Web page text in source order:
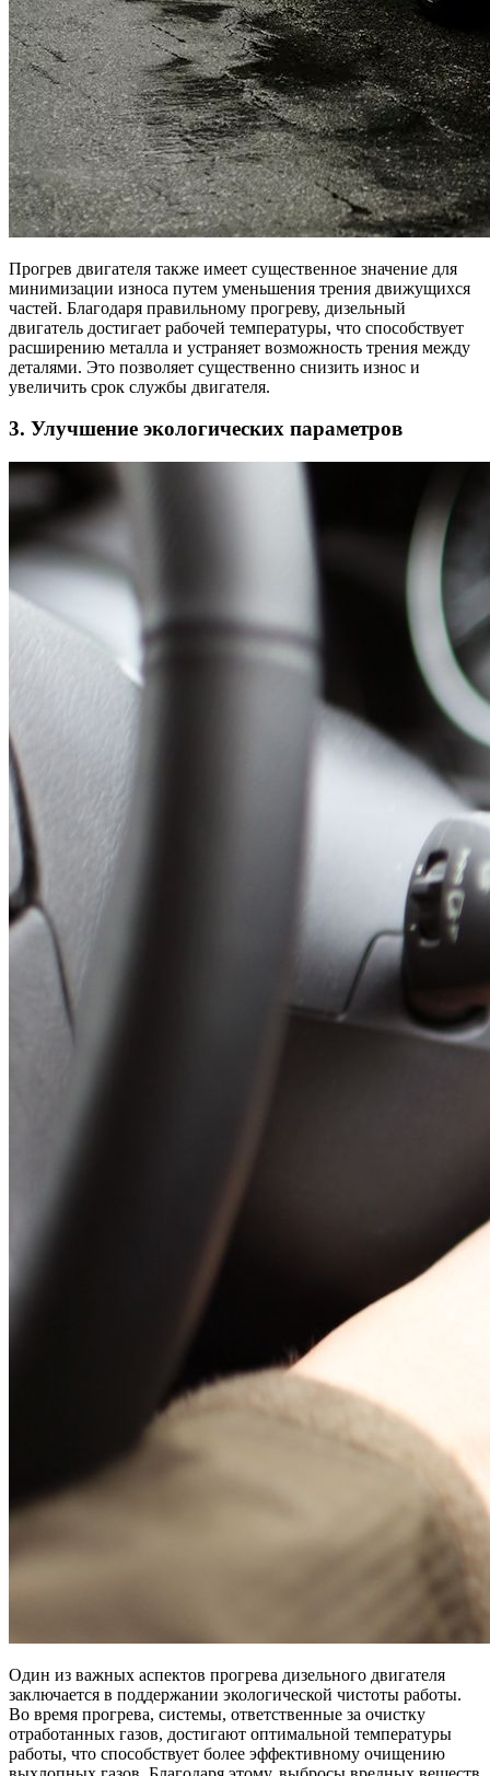
Прогрев двигателя также имеет существенное значение для
минимизации износа путем уменьшения трения движущихся
частей. Благодаря правильному прогреву, дизельный
двигатель достигает рабочей температуры, что способствует
расширению металла и устраняет возможность трения между
деталями. Это позволяет существенно снизить износ и
увеличить срок службы двигателя.
3. Улучшение экологических параметров
Один из важных аспектов прогрева дизельного двигателя
заключается в поддержании экологической чистоты работы.
Во время прогрева, системы, ответственные за очистку
отработанных газов, достигают оптимальной температуры
работы, что способствует более эффективному очищению